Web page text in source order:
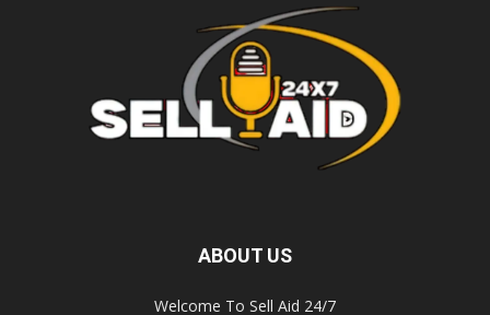
ABOUT US
Welcome To Sell Aid 24/7